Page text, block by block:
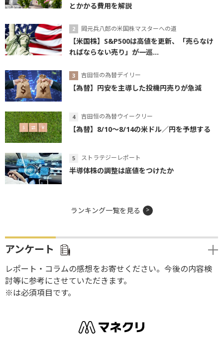
とかかる費用を解説
岡元兵八郎の米国株マスターへの道
【米国株】S&P500は高値を更新、「売らなけ
ればならない売り」が一巡...
吉田恒の為替デイリー
【為替】円安を主導した投機円売りが急減
吉田恒の為替ウイークリー
【為替】8/10～8/14の米ドル／円を予想する
ストラテジーレポート
半導体株の調整は底値をつけたか
ランキング一覧を見る
アンケート
レポート・コラムの感想をお寄せください。今後の内容検
討等に参考にさせていただきます。
※は必須項目です。